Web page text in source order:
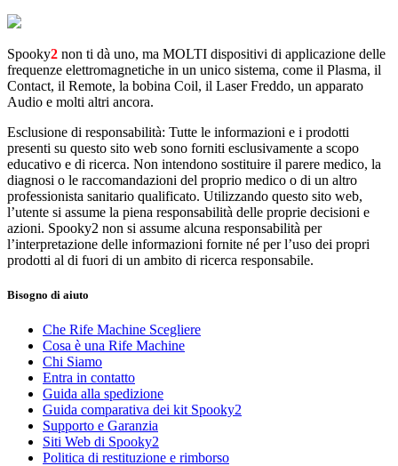
Spooky2 non ti dà uno, ma MOLTI dispositivi di applicazione delle
frequenze elettromagnetiche in un unico sistema, come il Plasma, il
Contact, il Remote, la bobina Coil, il Laser Freddo, un apparato
Audio e molti altri ancora.
Esclusione di responsabilità: Tutte le informazioni e i prodotti
presenti su questo sito web sono forniti esclusivamente a scopo
educativo e di ricerca. Non intendono sostituire il parere medico, la
diagnosi o le raccomandazioni del proprio medico o di un altro
professionista sanitario qualificato. Utilizzando questo sito web,
l’utente si assume la piena responsabilità delle proprie decisioni e
azioni. Spooky2 non si assume alcuna responsabilità per
l’interpretazione delle informazioni fornite né per l’uso dei propri
prodotti al di fuori di un ambito di ricerca responsabile.
Bisogno di aiuto
Che Rife Machine Scegliere
Cosa è una Rife Machine
Chi Siamo
Entra in contatto
Guida alla spedizione
Guida comparativa dei kit Spooky2
Supporto e Garanzia
Siti Web di Spooky2
Politica di restituzione e rimborso